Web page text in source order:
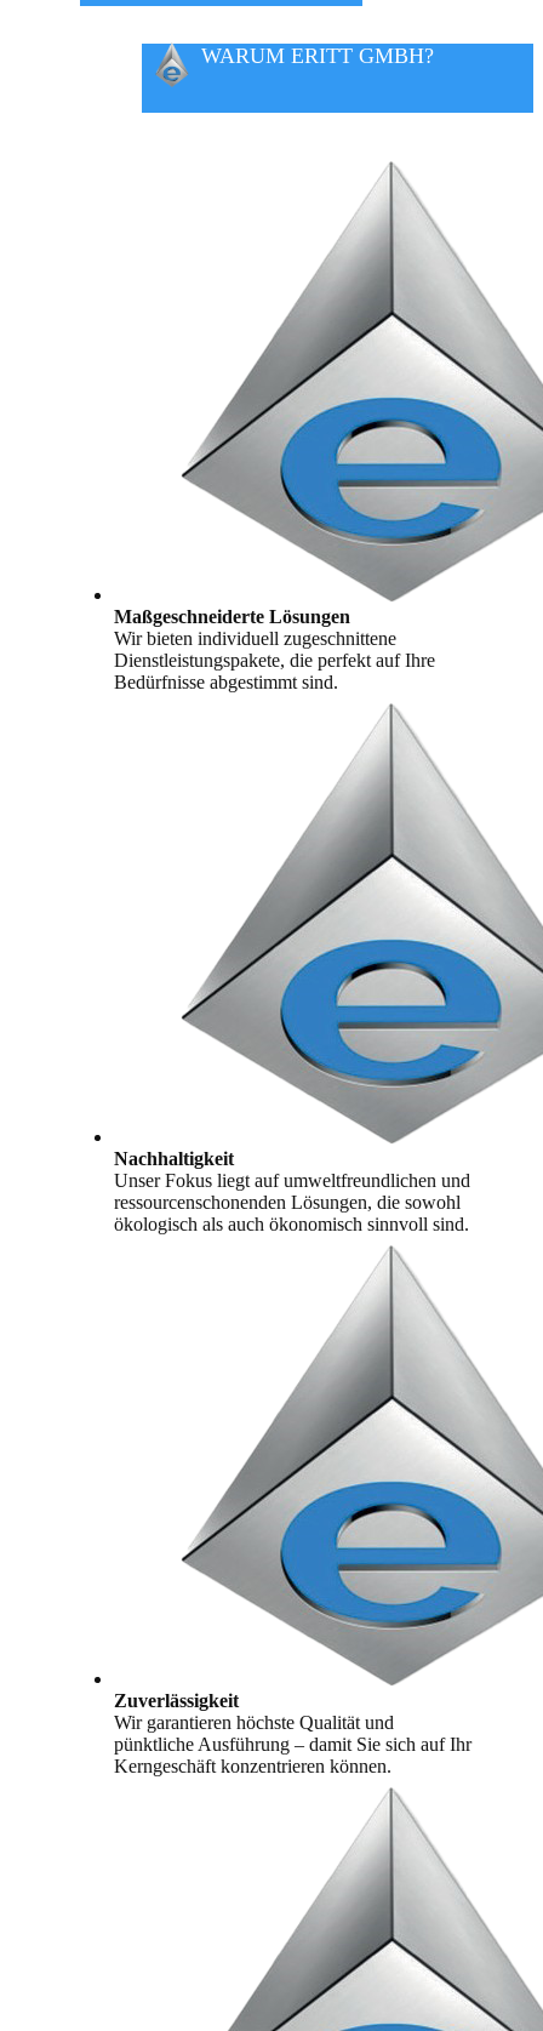
WARUM ERITT GMBH?
Maßgeschneiderte Lösungen
Wir bieten individuell zugeschnittene
Dienstleistungspakete, die perfekt auf Ihre
Bedürfnisse abgestimmt sind.
Nachhaltigkeit
Unser Fokus liegt auf umweltfreundlichen und
ressourcenschonenden Lösungen, die sowohl
ökologisch als auch ökonomisch sinnvoll sind.
Zuverlässigkeit
Wir garantieren höchste Qualität und
pünktliche Ausführung – damit Sie sich auf Ihr
Kerngeschäft konzentrieren können.